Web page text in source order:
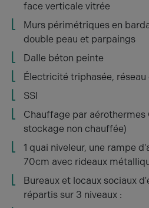
face verticale vitrée
Murs périmétriques en
double peau et parpaings
Dalle béton peinte
Électricité triphasée,
SSI
Chauffage par aérothermes
stockage non chauffée)
1 quai niveleur, une rampe
70cm avec rideaux
Bureaux et locaux sociaux
répartis sur 3 niveaux :